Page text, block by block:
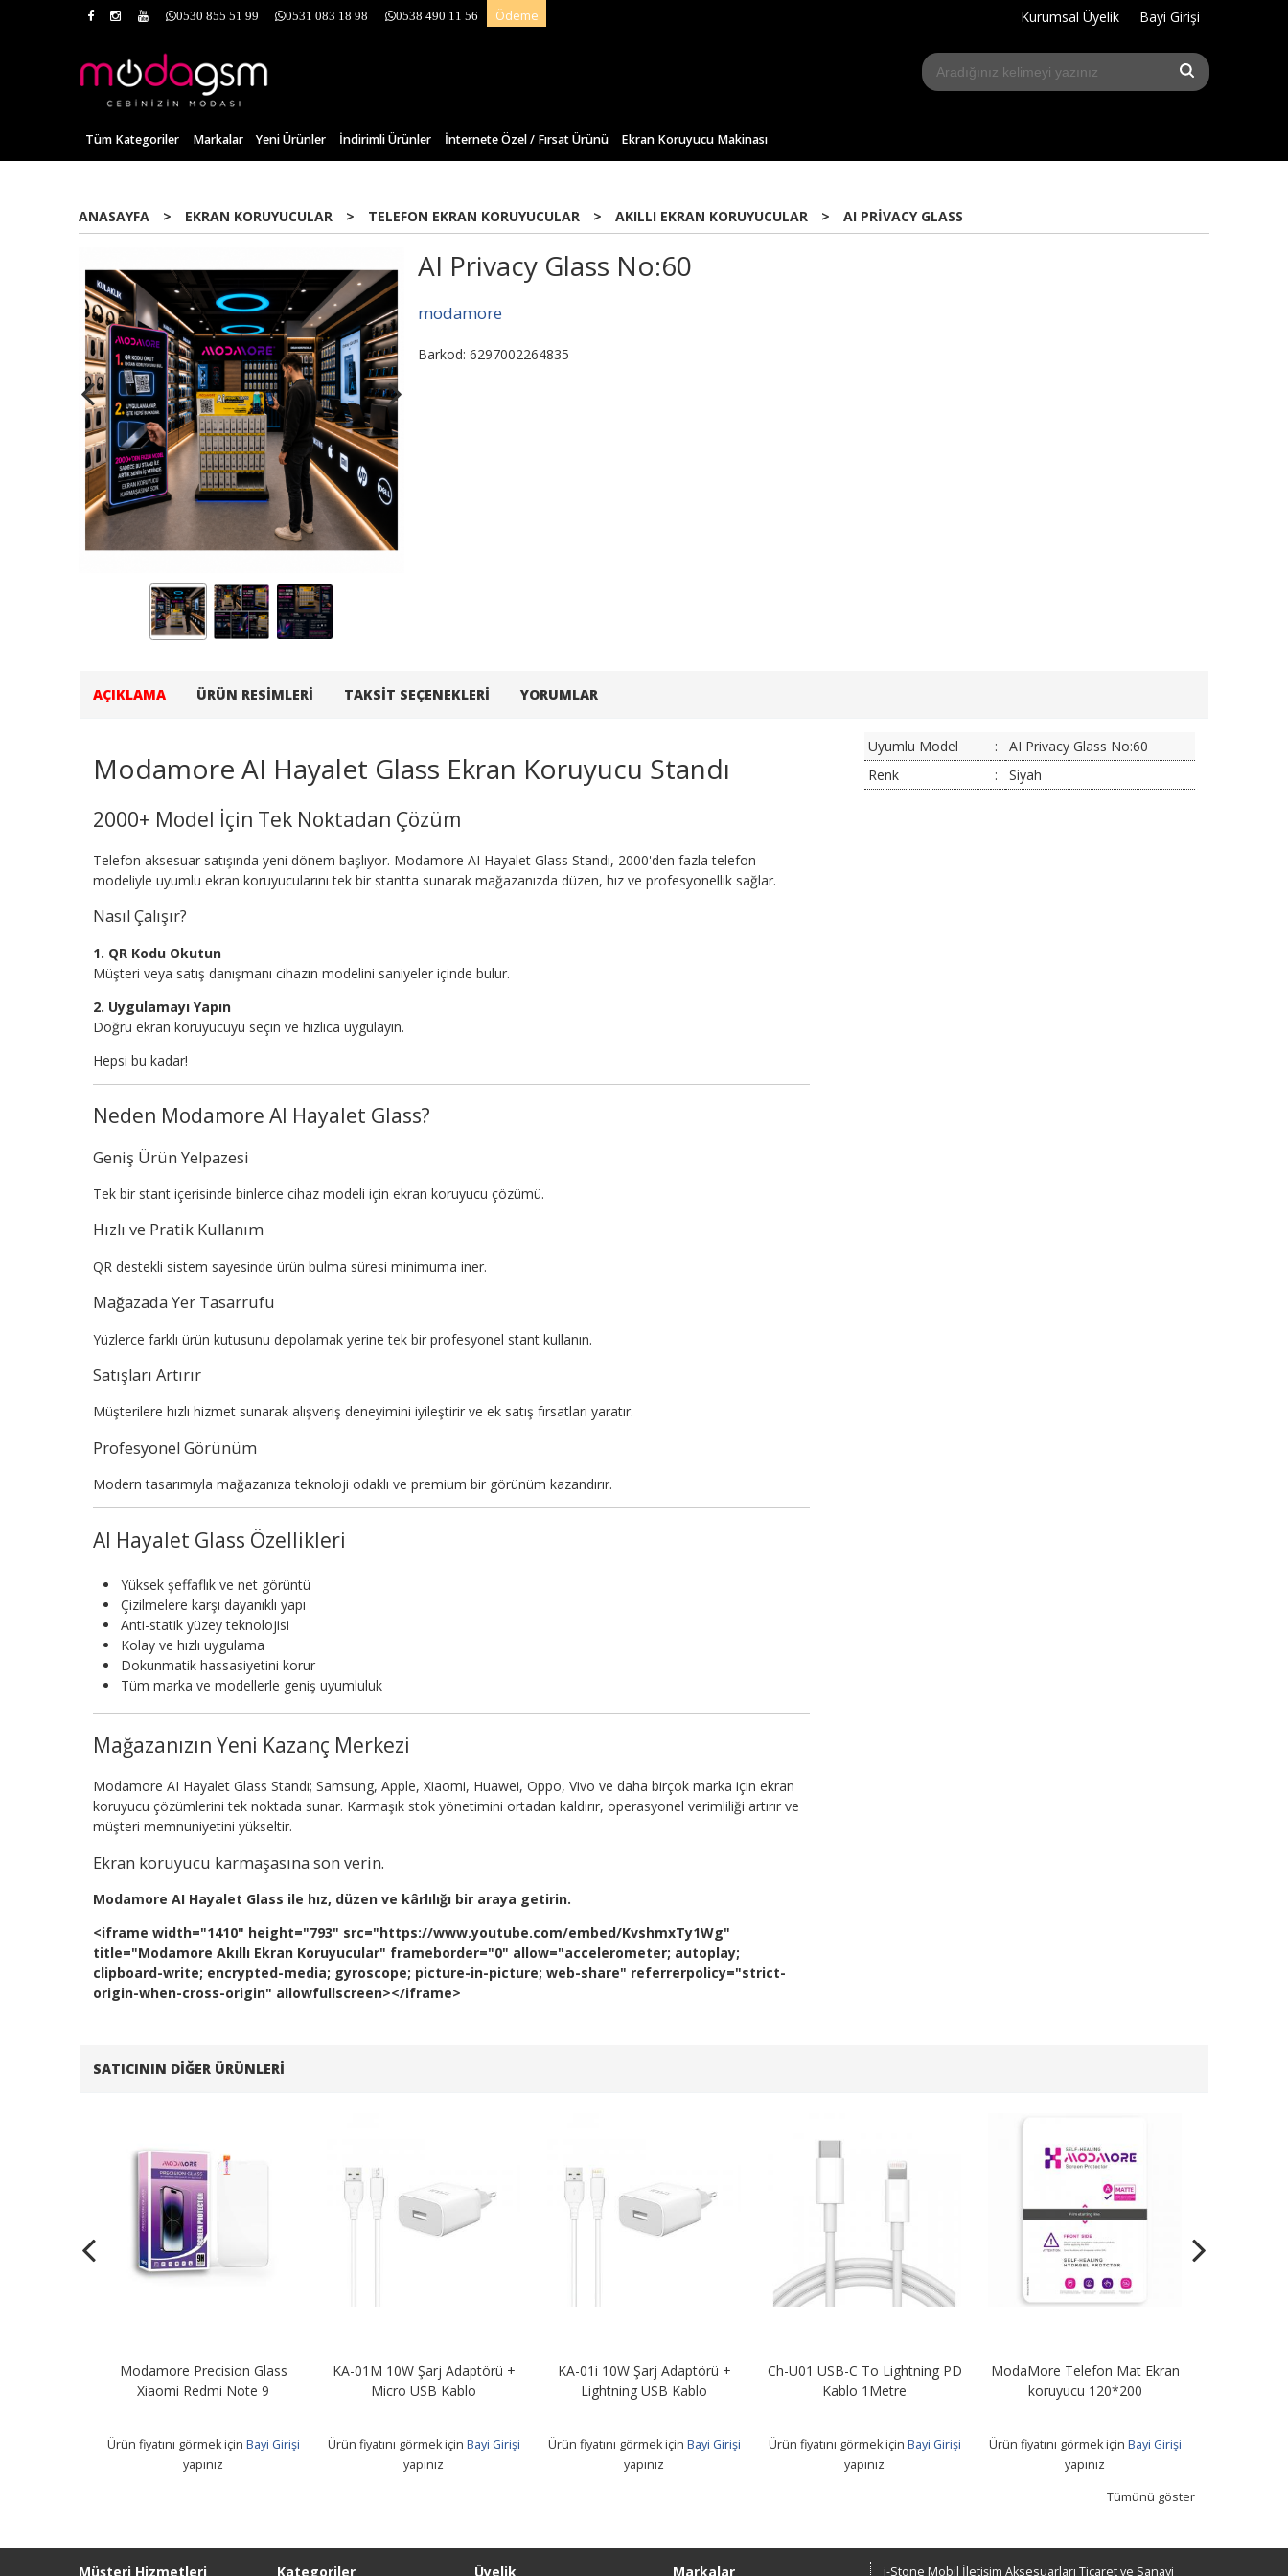
0530 855 51 99 0531 083 18 98 0538 490 11 56 Ödeme Kurumsal Üyelik Bayi Girişi
Tüm Kategoriler Markalar Yeni Ürünler İndirimli Ürünler İnternete Özel / Fırsat Ürünü Ekran Koruyucu Makinası
ANASAYFA > EKRAN KORUYUCULAR > TELEFON EKRAN KORUYUCULAR > AKILLI EKRAN KORUYUCULAR > AI PRIVACY GLASS
AI Privacy Glass No:60
modamore
Barkod: 6297002264835
AÇIKLAMA ÜRÜN RESIMLERI TAKSIT SEÇENEKLERI YORUMLAR
Modamore AI Hayalet Glass Ekran Koruyucu Standı
2000+ Model İçin Tek Noktadan Çözüm
Telefon aksesuar satışında yeni dönem başlıyor. Modamore AI Hayalet Glass Standı, 2000'den fazla telefon
modeliyle uyumlu ekran koruyucularını tek bir stantta sunarak mağazanızda düzen, hız ve profesyonellik sağlar.
Nasıl Çalışır?
1. QR Kodu Okutun
Müşteri veya satış danışmanı cihazın modelini saniyeler içinde bulur.
2. Uygulamayı Yapın
Doğru ekran koruyucuyu seçin ve hızlıca uygulayın.
Hepsi bu kadar!
Neden Modamore AI Hayalet Glass?
Geniş Ürün Yelpazesi
Tek bir stant içerisinde binlerce cihaz modeli için ekran koruyucu çözümü.
Hızlı ve Pratik Kullanım
QR destekli sistem sayesinde ürün bulma süresi minimuma iner.
Mağazada Yer Tasarrufu
Yüzlerce farklı ürün kutusunu depolamak yerine tek bir profesyonel stant kullanın.
Satışları Artırır
Müşterilere hızlı hizmet sunarak alışveriş deneyimini iyileştirir ve ek satış fırsatları yaratır.
Profesyonel Görünüm
Modern tasarımıyla mağazanıza teknoloji odaklı ve premium bir görünüm kazandırır.
AI Hayalet Glass Özellikleri
Yüksek şeffaflık ve net görüntü
Çizilmelere karşı dayanıklı yapı
Anti-statik yüzey teknolojisi
Kolay ve hızlı uygulama
Dokunmatik hassasiyetini korur
Tüm marka ve modellerle geniş uyumluluk
Mağazanızın Yeni Kazanç Merkezi
Modamore AI Hayalet Glass Standı; Samsung, Apple, Xiaomi, Huawei, Oppo, Vivo ve daha birçok marka için ekran
koruyucu çözümlerini tek noktada sunar. Karmaşık stok yönetimini ortadan kaldırır, operasyonel verimliliği artırır ve
müşteri memnuniyetini yükseltir.
Ekran koruyucu karmaşasına son verin.
Modamore AI Hayalet Glass ile hız, düzen ve kârlılığı bir araya getirin.
<iframe width="1410" height="793" src="https://www.youtube.com/embed/KvshmxTy1Wg"
title="Modamore Akıllı Ekran Koruyucular" frameborder="0" allow="accelerometer; autoplay;
clipboard-write; encrypted-media; gyroscope; picture-in-picture; web-share" referrerpolicy="strict-
origin-when-cross-origin" allowfullscreen></iframe>
Uyumlu Model :
AI Privacy Glass No:60
Renk
: Siyah
SATICININ DIĞER ÜRÜNLERI
Modamore Precision Glass
Xiaomi Redmi Note 9
Ürün fiyatını görmek için Bayi Girişi
yapınız
KA-01M 10W Şarj Adaptörü +
Micro USB Kablo
Ürün fiyatını görmek için Bayi Girişi
yapınız
KA-01i 10W Şarj Adaptörü +
Lightning USB Kablo
Ürün fiyatını görmek için Bayi Girişi
yapınız
Ch-U01 USB-C To Lightning PD
Kablo 1Metre
Ürün fiyatını görmek için Bayi Girişi
yapınız
ModaMore Telefon Mat Ekran
koruyucu 120*200
Ürün fiyatını görmek için Bayi Girişi
yapınız
Tümünü göster
Müşteri Hizmetleri Kategoriler Üyelik Markalar i-Stone Mobil İletişim Aksesuarları Ticaret ve Sanayi